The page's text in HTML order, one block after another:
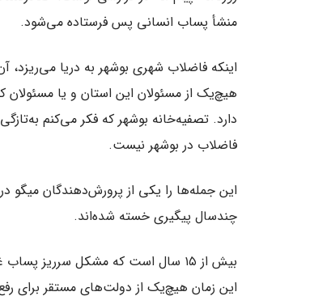
منشأ پساب انسانی پس فرستاده می‌شود.
اینکه فاضلاب شهری بوشهر به دریا
هیچ‌یک از مسئولان این استان و یا مسئولان
دارد. تصفیه‌خانه بوشهر که فکر می‌کنم
فاضلاب در بوشهر نیست.
این جمله‌ها را یکی از پرورش‌دهندگان میگو
چندسال پیگیری خسته شده‌اند.
بیش از ۱۵ سال است که مشکل سرریز